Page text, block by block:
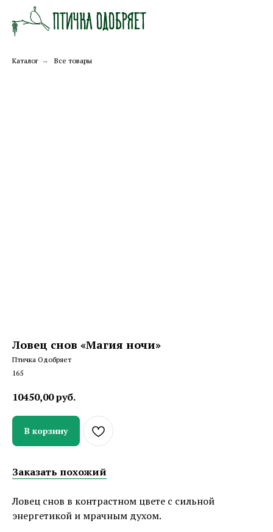
Каталог → Все товары
Ловец снов «Магия ночи»
Птичка Одобряет
165
10450,00руб.
В корзину
Заказать похожий
Ловец снов в контрастном цвете с сильной
энергетикой и мрачным духом.